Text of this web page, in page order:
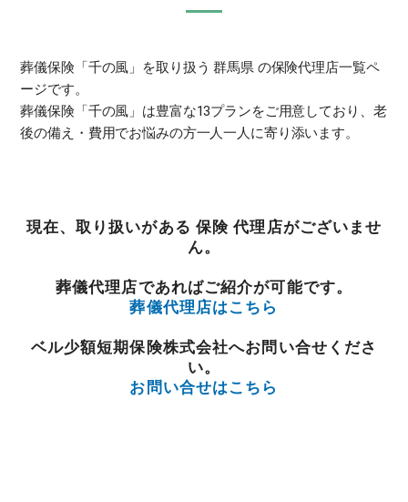
葬儀保険「千の風」を取り扱う 群馬県 の保険代理店一覧ペ
ージです。
葬儀保険「千の風」は豊富な13プランをご用意しており、老
後の備え・費用でお悩みの方一人一人に寄り添います。
現在、取り扱いがある 保険 代理店がございませ
ん。
葬儀代理店であればご紹介が可能です。
葬儀代理店はこちら
ベル少額短期保険株式会社へお問い合せくださ
い。
お問い合せはこちら